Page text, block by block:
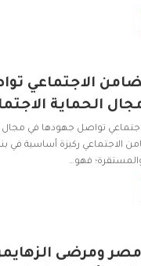
الاجتماعي
الحماية
تواصل جهودها في مجال
الاجتماعي ركيزة أساسية في
فهو…
ومرضى